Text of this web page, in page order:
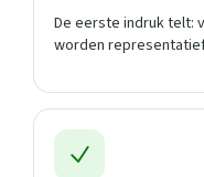
De eerste indruk telt:
worden